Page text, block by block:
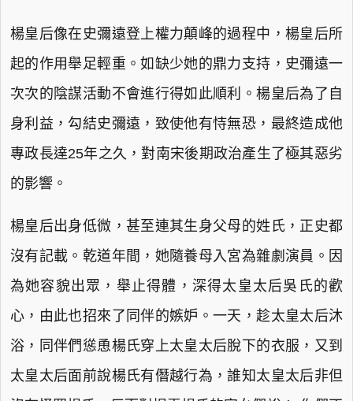
楊皇后像在史彌遠登上權力顛峰的過程中，楊皇后所
起的作用舉足輕重。如缺少她的鼎力支持，史彌遠一
次次的陰謀活動不會進行得如此順利。楊皇后為了自
身利益，勾結史彌遠，致使他有恃無恐，最終造成他
專政長達25年之久，對南宋後期政治產生了極其惡劣
的影響。
楊皇后出身低微，甚至連其生身父母的姓氏，正史都
沒有記載。乾道年間，她隨養母入宮為雜劇演員。因
為她容貌出眾，舉止得體，深得太皇太后吳氏的歡
心，由此也招來了同伴的嫉妒。一天，趁太皇太后沐
浴，同伴們慫恿楊氏穿上太皇太后脫下的衣服，又到
太皇太后面前說楊氏有僭越行為，誰知太皇太后非但